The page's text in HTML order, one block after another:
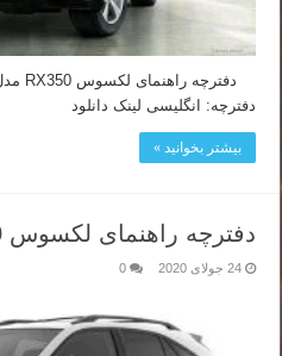
دفترچه: انگلیسی لینک دانلود
بیشتر بخوانید »
دفترچه راهنمای لکسوس RX350 مدل 2008
24 جولای 2020 0